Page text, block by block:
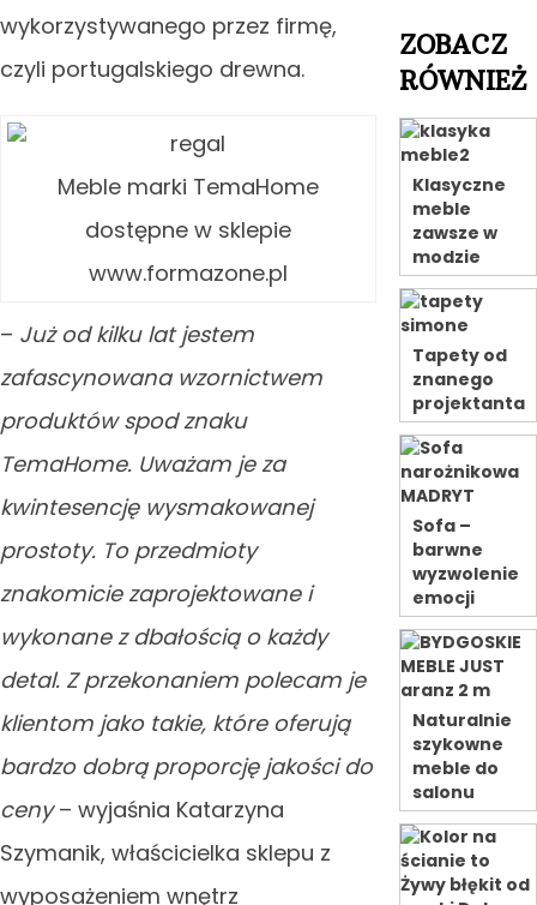
wykorzystywanego przez firmę,
czyli portugalskiego drewna.
Meble marki TemaHome
dostępne w sklepie
www.formazone.pl
– Już od kilku lat jestem
zafascynowana wzornictwem
produktów spod znaku
TemaHome. Uważam je za
kwintesencję wysmakowanej
prostoty. To przedmioty
znakomicie zaprojektowane i
wykonane z dbałością o każdy
detal. Z przekonaniem polecam je
klientom jako takie, które oferują
bardzo dobrą proporcję jakości do
ceny– wyjaśnia Katarzyna
Szymanik, właścicielka sklepu z
wyposażeniem wnętrz
ZOBACZ
RÓWNIEŻ
Klasyczne
meble
zawsze w
modzie
Tapety od
znanego
projektanta
Sofa –
barwne
wyzwolenie
emocji
Naturalnie
szykowne
meble do
salonu